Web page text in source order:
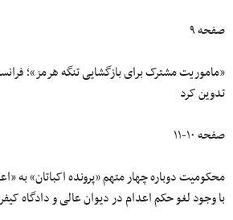
صفحه ۹
«ماموریت مشترک برای بازگشایی تنگه هرمز»؛
تدوین کرد
صفحه ۱۰-۱۱
محکومیت دوباره چهار متهم «پرونده اکباتان» به
با وجود لغو حکم اعدام در دیوان عالی و دادگاه